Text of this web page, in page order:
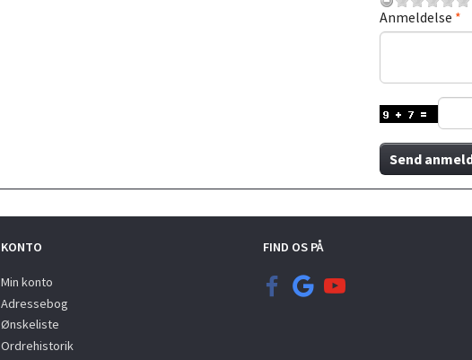
Anmeldelse
Send
KONTO
Min konto
Adressebog
Ønskeliste
Ordrehistorik
FIND OS PÅ